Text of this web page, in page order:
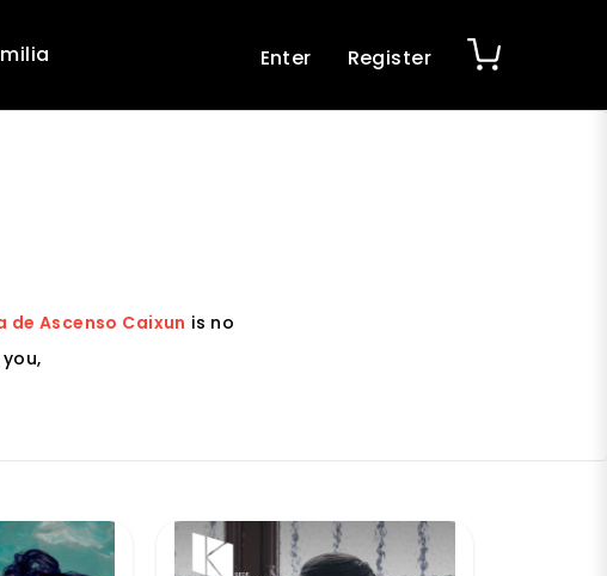
Enter Register
de Ascenso Caixun is no